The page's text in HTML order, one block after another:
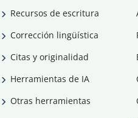
Recursos de escritura
Corrección lingüística
Citas y originalidad
Herramientas de IA
Otras herramientas